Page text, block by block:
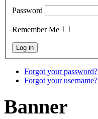
Password
Remember Me
Forgot your password?
Forgot your username?
Banner